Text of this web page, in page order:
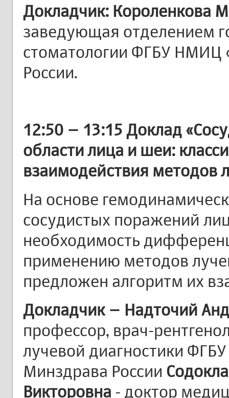
Докладчик: Короленкова
заведующая отделением
стоматологии ФГБУ
России.
12:50 – 13:15 Доклад
области лица и шеи:
взаимодействия методов
На основе
сосудистых поражений
необходимость
применению методов
предложен алгоритм их
Докладчик – Надточий
профессор, врач-
лучевой диагностики
Минздрава России
Викторовна - доктор